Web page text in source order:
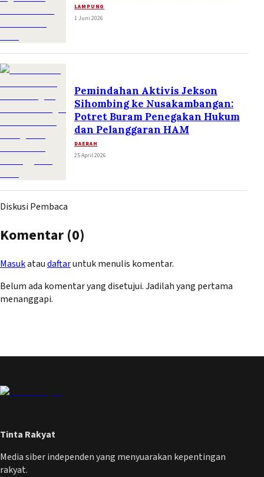
LAMPUNG
1 Juni 2026
Pemindahan Aktivis Jekson
Sihombing ke Nusakambangan:
Potret Buram Penegakan Hukum
dan Pelanggaran HAM
DAERAH
25 April 2026
Diskusi Pembaca
Komentar (0)
Masukataudaftaruntuk menulis komentar.
Belum ada komentar yang disetujui. Jadilah yang pertama
menanggapi.
Tinta Rakyat
Media siber independen yang menyuarakan kepentingan
rakyat.